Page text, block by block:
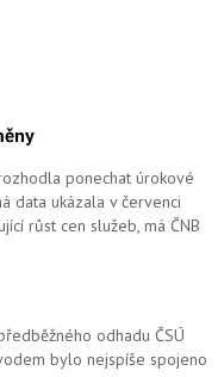
ponechat úrokové
data ukázala v červenci
růst cen služeb, má ČNB
odhadu ČSÚ
bylo nejspíše spojeno